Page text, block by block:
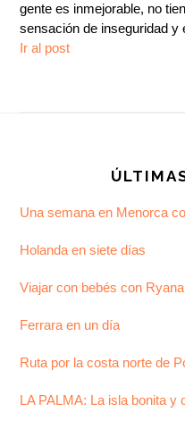
gente es inmejorable, no
sensación de inseguridad
Ir al post
Una semana en Menorca
Holanda en siete días
Viajar con bebés con
Ferrara en un día
Ruta por la costa norte de
LA PALMA: La isla bonita y